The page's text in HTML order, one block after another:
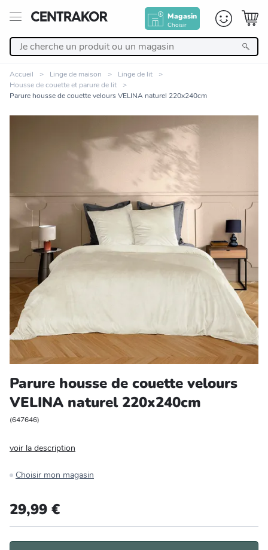
Magasin
Choisir
Nos Produits
Meuble
Cuisine et art de la table
Salle de bain et beauté
Entretien et rangement
Loisirs
Animalerie
Bricolage et auto
Jardin et plein air
Accueil Linge de maison
Linge de lit
Housse de couette et parure de lit
Parure housse de couette velours VELINA naturel 220x240cm
Zoomer sur l'image
Parure housse de couette velours
VELINA naturel 220x240cm
(647646)
voir la description
Choisir mon magasin
29,99 €